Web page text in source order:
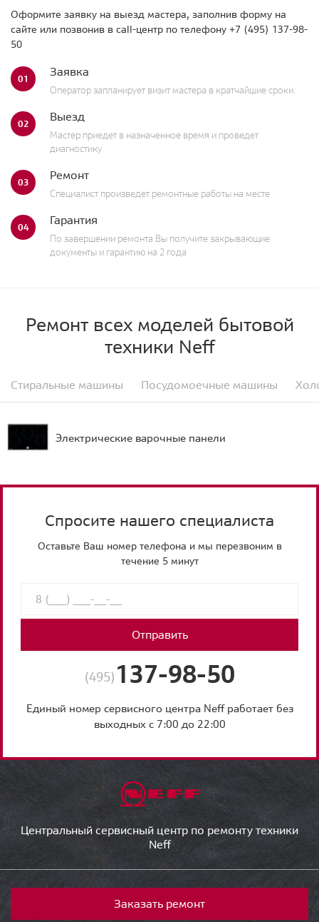
Оформите заявку на выезд мастера, заполнив форму на
сайте или позвонив в call-центр по телефону +7 (495) 137-98-
50
01 Заявка
Оператор запланирует визит мастера в кратчайшие сроки.
02 Выезд
Мастер приедет в назначенное время и проведет
диагностику
03 Ремонт
Специалист произведет ремонтные работы на месте
04 Гарантия
По завершении ремонта Вы получите закрывающие
документы и гарантию на 2 года
Ремонт всех моделей бытовой
техники Neff
Стиральные машины Посудомоечные машины
Электрические варочные панели
Спросите нашего специалиста
Оставьте Ваш номер телефона и мы перезвоним в
течение 5 минут
Отправить
(495) 137-98-50
Единый номер сервисного центра Neff работает без
выходных с 7:00 до 22:00
Центральный сервисный центр по ремонту техники
Neff
Заказать ремонт